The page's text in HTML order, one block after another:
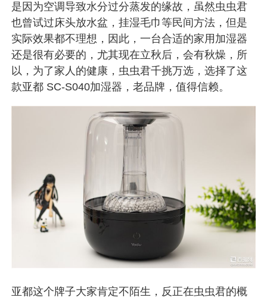
是因为空调导致水分过分蒸发的缘故，虽然虫虫君
也曾试过床头放水盆，挂湿毛巾等民间方法，但是
实际效果都不理想，因此，一台合适的家用加湿器
还是很有必要的，尤其现在立秋后，会有秋燥，所
以，为了家人的健康，虫虫君千挑万选，选择了这
款亚都 SC-S040加湿器，老品牌，值得信赖。
亚都这个牌子大家肯定不陌生，反正在虫虫君的概